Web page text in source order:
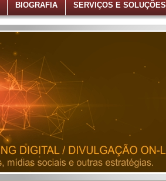
BIOGRAFIA SERVIÇOS E SOLUÇÕES